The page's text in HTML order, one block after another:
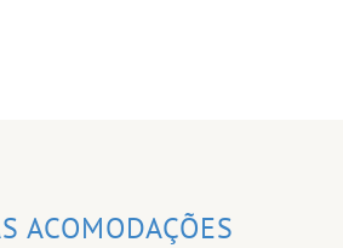
ACOMODAÇÕES